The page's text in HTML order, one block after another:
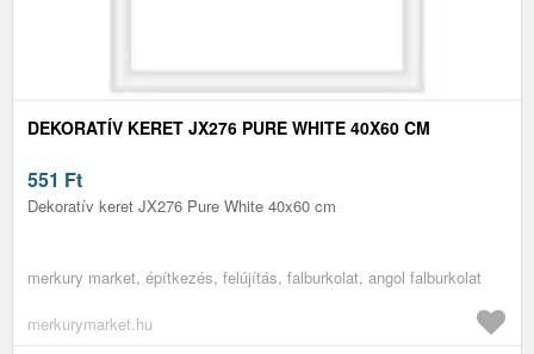
DEKORATÍV KERET JX276 PURE WHITE 40X60 CM
551 Ft
Dekoratív keret JX276 Pure White 40x60 cm
merkury market, építkezés, felújítás, falburkolat, angol falburkolat
merkurymarket.hu